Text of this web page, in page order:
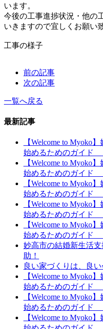
います。
今後の工事進捗状況・他の
いきますので宜しくお願い
工事の様子
前の記事
次の記事
一覧へ戻る
最新記事
【Welcome to Myoko
始めるためのガイド
【Welcome to Myoko
始めるためのガイド
【Welcome to Myoko
始めるためのガイド
【Welcome to Myoko
始めるためのガイド
【Welcome to Myoko
始めるためのガイド
妙高市の結婚新生活
助！
良い家づくりは、良
【Welcome to Myoko
始めるためのガイド
【Welcome to Myoko
始めるためのガイド
【Welcome to Myoko